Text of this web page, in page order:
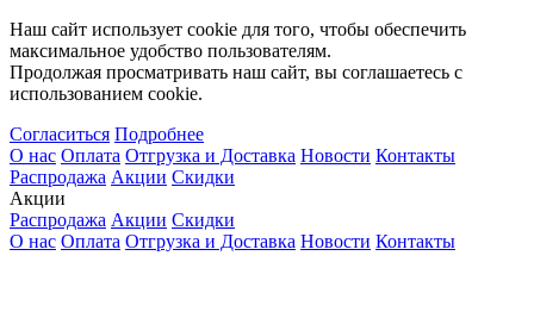
Наш сайт использует cookie для того, чтобы обеспечить
максимальное удобство пользователям.
Продолжая просматривать наш сайт, вы соглашаетесь с
использованием cookie.
Согласиться Подробнее
О нас Оплата Отгрузка и Доставка Новости Контакты
Распродажа Акции Скидки
Акции
Распродажа Акции Скидки
О нас Оплата Отгрузка и Доставка Новости Контакты